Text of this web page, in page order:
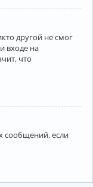
другой не смог
входе на
что
сообщений, если